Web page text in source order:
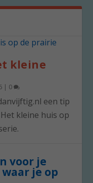
kleine
| 0
een tip
kleine huis op
voor je
je op